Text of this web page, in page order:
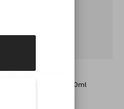
Dick Johnson
Deodorant Envirant 50ml